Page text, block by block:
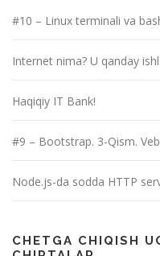
#10 – Linux terminali va
Internet nima? U qanday
Haqiqiy IT Bank!
#9 – Bootstrap. 3-Qism.
Node.js-da sodda HTTP
CHETGA CHIQISH